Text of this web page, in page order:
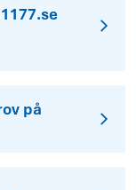
på